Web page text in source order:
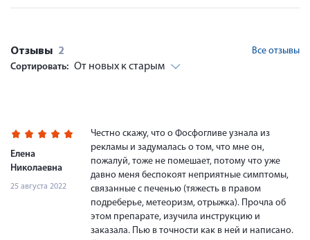
Отзывы 2
Все отзывы
Сортировать: От новых к старым
Елена
Николаевна
25 августа 2022
Честно скажу, что о Фосфогливе узнала из
рекламы и задумалась о том, что мне он,
пожалуй, тоже не помешает, потому что уже
давно меня беспокоят неприятные симптомы,
связанные с печенью (тяжесть в правом
подреберье, метеоризм, отрыжка). Прочла об
этом препарате, изучила инструкцию и
заказала. Пью в точности как в ней и написано.